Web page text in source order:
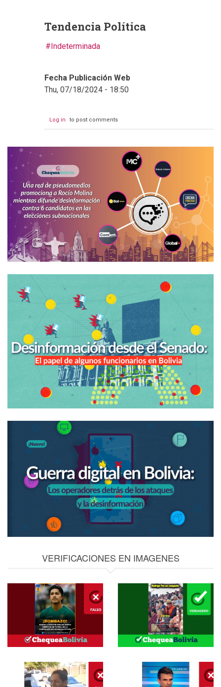
Tendencia Política
Indeterminada
Fecha Publicación Web
Thu, 07/18/2024 - 18:50
Log in to post comments
VERIFICACIONES EN IMAGENES